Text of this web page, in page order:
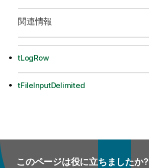
関連情報
tLogRow
tFileInputDelimited
このページは役に立ちましたか?